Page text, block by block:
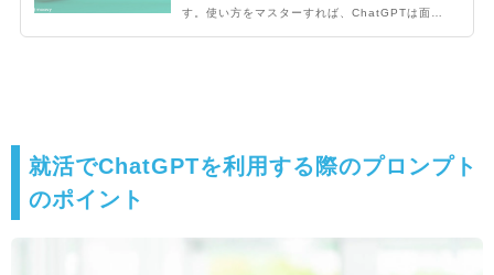
す。使い方をマスターすれば、ChatGPTは面接
就活でChatGPTを利用する際のプロンプト
のポイント